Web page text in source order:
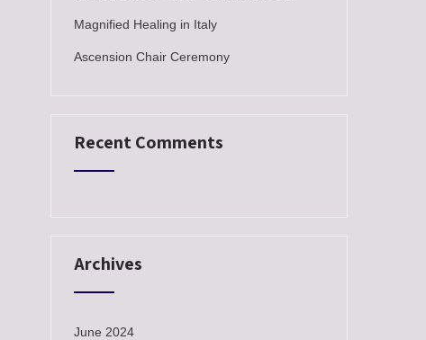
Magnified Healing in Italy
Ascension Chair Ceremony
Recent Comments
Archives
June 2024